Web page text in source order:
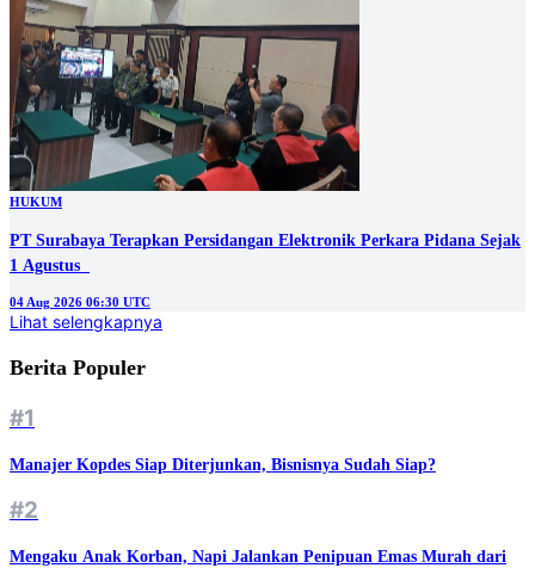
HUKUM
PT Surabaya Terapkan Persidangan Elektronik Perkara Pidana Sejak
1 Agustus
04 Aug 2026 06:30 UTC
Lihat selengkapnya
Berita Populer
#1
Manajer Kopdes Siap Diterjunkan, Bisnisnya Sudah Siap?
#2
Mengaku Anak Korban, Napi Jalankan Penipuan Emas Murah dari